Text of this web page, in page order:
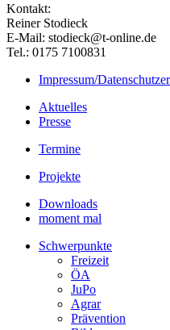
Kontakt:
Reiner Stodieck
E-Mail: stodieck@t-online.de
Tel.: 0175 7100831
Impressum/
Aktuelles
Presse
Termine
Projekte
Downloads
moment mal
Schwerpunkte
Freizeit
ÖA
JuPo
Agrar
Prävention